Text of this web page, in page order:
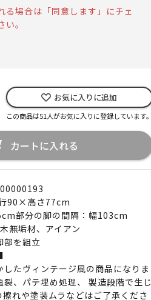
る場合は「同意します」にチェ
。
お気に入りに追加
この商品は51人がお気に入りに登録しています。
カートに入れる
90×高さ77cm
部分の脚の間隔：幅103cm
無垢材、アイアン
部を組立
たヴィンテージ風の商品になりま
、パテ埋め処理、 製造段階で生じ
れや塗装ムラなどはご了承くださ